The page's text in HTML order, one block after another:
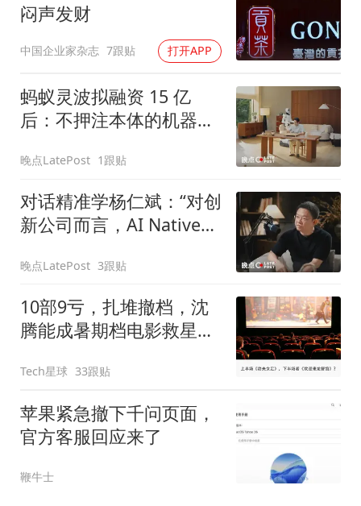
闷声发财
中国企业家杂志 7跟贴 打开APP
蚂蚁灵波拟融资 15 亿
后：不押注本体的机器人
价？
晚点LatePost 1跟贴
对话精准学杨仁斌：“对创
新公司而言，AI Native
晚点LatePost 3跟贴
10部9亏，扎堆撤档，沈
腾能成暑期档电影救星
Tech星球 33跟贴
苹果紧急撤下千问页面，
官方客服回应来了
鞭牛士